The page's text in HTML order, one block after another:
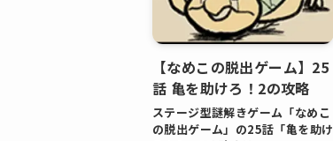
【なめこの脱出ゲーム】25
話 亀を助けろ！2の攻略
ステージ型謎解きゲーム「なめこ
の脱出ゲーム」の25話「亀を助け